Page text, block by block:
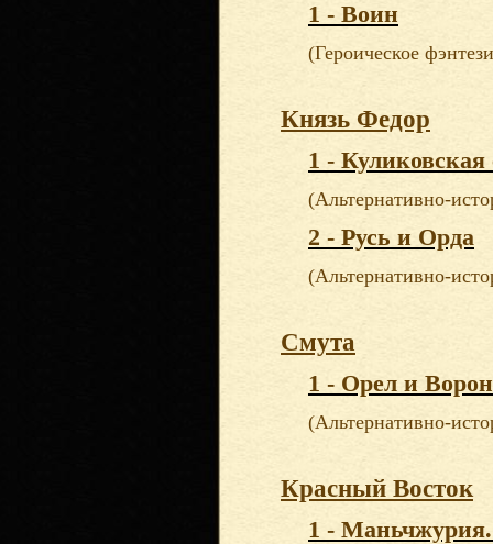
1 - Воин
(Героическое
Князь Федор
1 - Куликовская
(Альтернативно-
2 - Русь и Орда
(Альтернативно-
Смута
1 - Орел и Ворон
(Альтернативно-
Красный Восток
1 - Маньчжурия.